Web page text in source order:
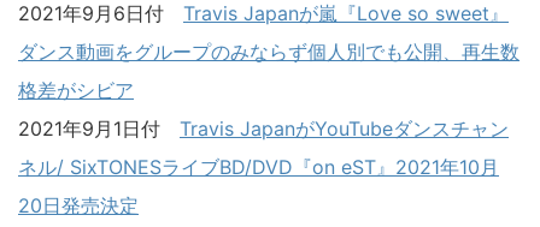
2021年9月6日付 Travis Japanが嵐『Love so sweet』
ダンス動画をグループのみならず個人別でも公開、再生数
格差がシビア
2021年9月1日付 Travis JapanがYouTubeダンスチャン
ネル/ SixTONESライブBD/DVD『on eST』2021年10月
20日発売決定